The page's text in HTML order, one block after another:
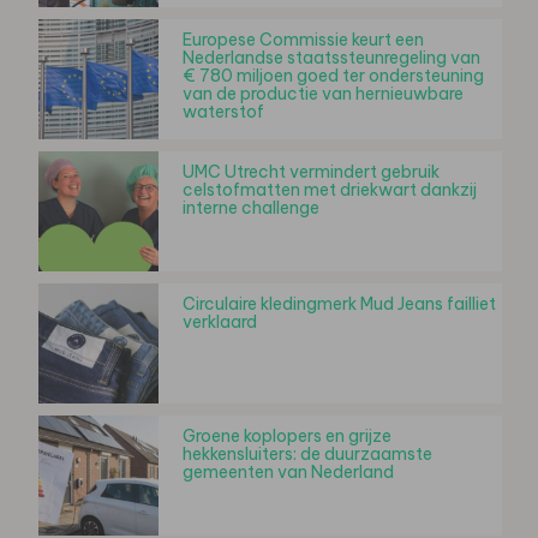
Europese Commissie keurt een
Nederlandse staatssteunregeling van
€ 780 miljoen goed ter ondersteuning
van de productie van hernieuwbare
waterstof
UMC Utrecht vermindert gebruik
celstofmatten met driekwart dankzij
interne challenge
Circulaire kledingmerk Mud Jeans failliet
verklaard
Groene koplopers en grijze
hekkensluiters: de duurzaamste
gemeenten van Nederland